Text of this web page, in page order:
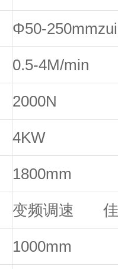
Φ50-250
0.5-4M/min
2000N
4KW
1800mm
变频调速
1000mm